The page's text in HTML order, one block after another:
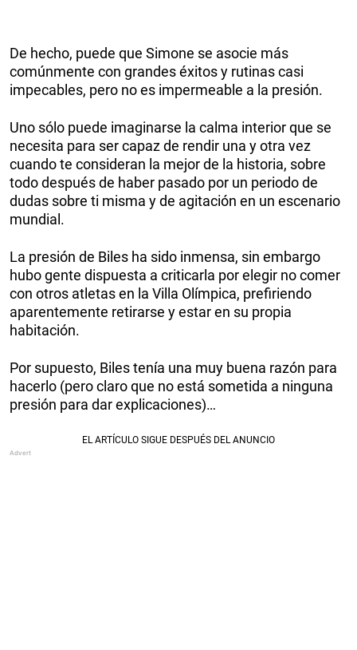
De hecho, puede que Simone se asocie más
comúnmente con grandes éxitos y rutinas casi
impecables, pero no es impermeable a la presión.
Uno sólo puede imaginarse la calma interior que se
necesita para ser capaz de rendir una y otra vez
cuando te consideran la mejor de la historia, sobre
todo después de haber pasado por un periodo de
dudas sobre ti misma y de agitación en un escenario
mundial.
La presión de Biles ha sido inmensa, sin embargo
hubo gente dispuesta a criticarla por elegir no comer
con otros atletas en la Villa Olímpica, prefiriendo
aparentemente retirarse y estar en su propia
habitación.
Por supuesto, Biles tenía una muy buena razón para
hacerlo (pero claro que no está sometida a ninguna
presión para dar explicaciones)…